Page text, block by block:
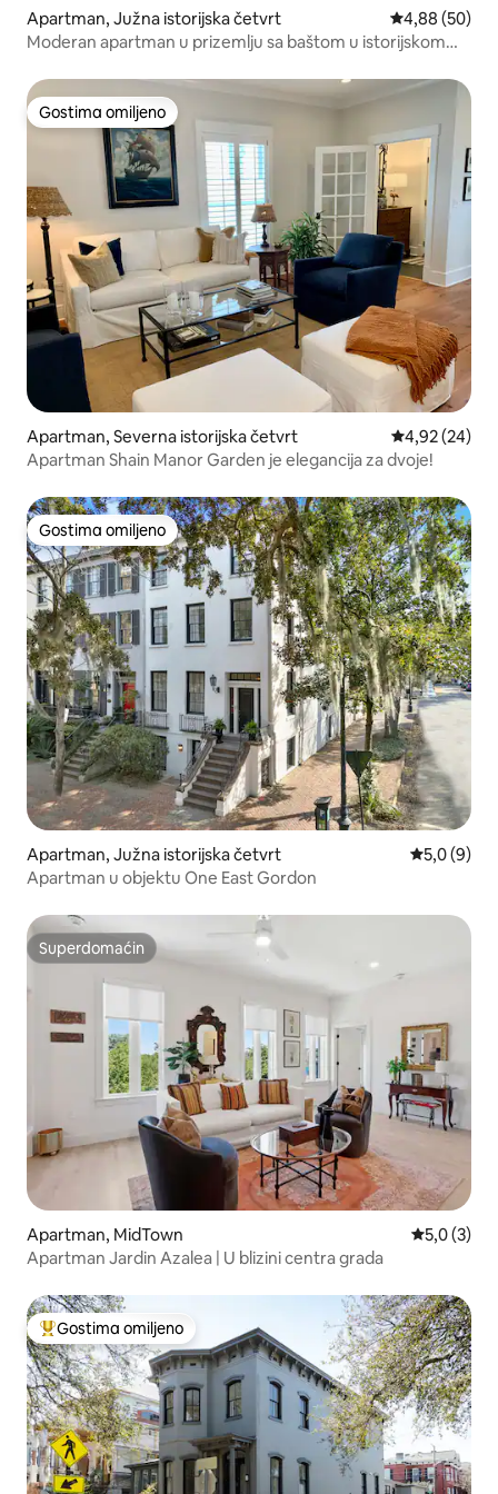
Apartman, Južna istorijska četvrt Prosečna
4,88 (50)
Moderan apartman u prizemlju sa baštom u istorijskom
Gostima omiljeno
Gostima omiljeno
Apartman, Severna istorijska četvrt Prosečna
4,92 (24)
Apartman Shain Manor Garden je elegancija za dvoje!
Gostima omiljeno
Gostima omiljeno
Apartman, Južna istorijska četvrt Prosečna
5,0 (9)
Apartman u objektu One East Gordon
Superdomaćin
Superdomaćin
Apartman, MidTown Prosečna
5,0 (3)
Apartman Jardin Azalea | U blizini centra grada
Najuspešniji među gostima omiljenim
Gostima omiljeno